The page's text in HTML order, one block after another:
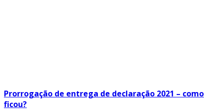
Prorrogação de entrega de declaração 2021 – como
ficou?